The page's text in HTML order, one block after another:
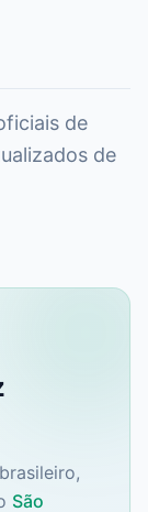
de
de
São